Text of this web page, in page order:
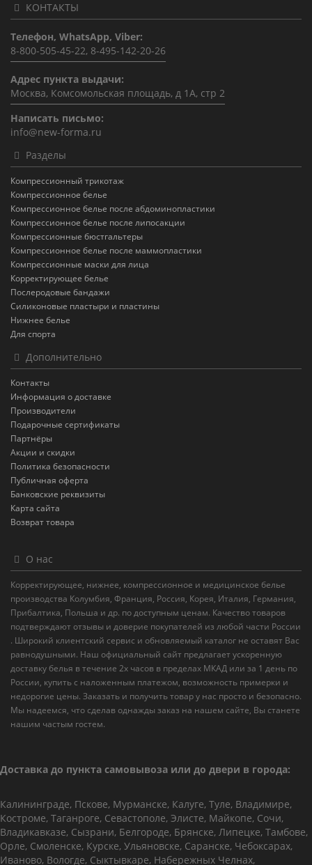
КОНТАКТЫ
Телефон, WhatsApp, Viber:
8-800-505-45-22, 8-495-142-20-26
Адрес пункта выдачи:
Москва, Комсомольская площадь, д 1А, стр 2
Написать письмо:
info@new-forma.ru
Разделы
Компрессионный трикотаж
Компрессионное белье
Компрессионное белье после абдоминопластики
Компрессионное белье после липосакции
Компрессионные бюстгальтеры
Компрессионное белье после маммопластики
Компрессионные маски для лица
Корректирующее белье
Послеродовые бандажи
Силиконовые пластыри и пластины
Нижнее белье
Для спорта
Дополнительно
Контакты
Информация о доставке
Производители
Подарочные сертификаты
Партнёры
Акции и скидки
Политика безопасности
Публичная оферта
Банковские реквизиты
Карта сайта
Возврат товара
О нас
Корректирующее, нижнее, компрессионное и медицинское белье
производства Колумбия, Франция, Россия, Корея, Италия, Германия,
Прибалтика, Польша и др. по доступным ценам. Качество товаров
подтверждают отзывы и доверие покупателей из любой части России
. Широкий клиентский сервис и обновляемый каталог не оставят Вас
равнодушными. Наш официальный сайт предлагает ускоренную
доставку белья в течение 2х часов в пределах МКАД или за 1 день по
России, купить с наложенным платежом, возможность примерки и
недорогие цены. Заказать и получить товар у нас просто и безопасно.
Мы надеемся, что сделав однажды заказ на нашем сайте, Вы станете
нашим частым гостем.
Доставка до пункта самовывоза или до двери в города:
Калининграде, Пскове, Мурманске, Калуге, Туле, Владимире,
Костроме, Таганроге, Севастополе, Элисте, Майкопе, Сочи,
Владикавказе, Сызрани, Белгороде, Брянске, Липецке, Тамбове,
Орле, Смоленске, Курске, Ульяновске, Саранске, Чебоксарах,
Иваново, Вологде, Сыктывкаре, Набережных Челнах,